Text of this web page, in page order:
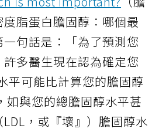
脂蛋白膽固醇：哪個最
句話是：「為了預測您
多醫生現在認為確定您
平可能比計算您的膽固醇
如與您的總膽固醇水平甚
，或『壞』）膽固醇水